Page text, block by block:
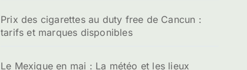
Prix des cigarettes au duty free de Cancun :
tarifs et marques disponibles
Le Mexique en mai : La météo et les lieux